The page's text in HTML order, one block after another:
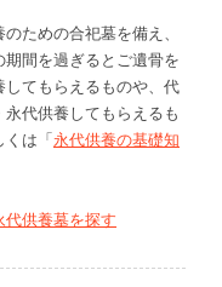
ための合祀墓を備え、
間を過ぎるとご遺骨を
てもらえるものや、代
代供養してもらえるも
くは「永代供養の基礎知
供養墓を探す